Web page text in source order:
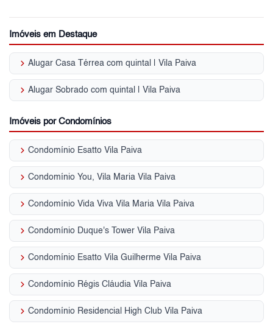
Imóveis em Destaque
keyboard_arrow_right Alugar Casa Térrea com quintal | Vila Paiva
keyboard_arrow_right Alugar Sobrado com quintal | Vila Paiva
Imóveis por Condomínios
keyboard_arrow_right Condomínio Esatto Vila Paiva
keyboard_arrow_right Condomínio You, Vila Maria Vila Paiva
keyboard_arrow_right Condomínio Vida Viva Vila Maria Vila Paiva
keyboard_arrow_right Condomínio Duque's Tower Vila Paiva
keyboard_arrow_right Condomínio Esatto Vila Guilherme Vila Paiva
keyboard_arrow_right Condomínio Régis Cláudia Vila Paiva
keyboard_arrow_right Condomínio Residencial High Club Vila Paiva